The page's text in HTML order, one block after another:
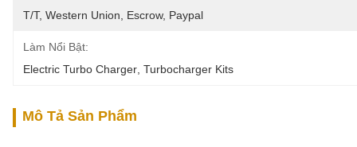
T/T, Western Union, Escrow, Paypal
Làm Nổi Bật:
Electric Turbo Charger Turbocharger Kits
Mô Tả Sản Phẩm